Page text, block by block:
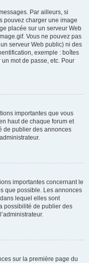
Par ailleurs, si
pouvez charger une image
placée sur un serveur Web
Vous ne pouvez pas
serveur Web public) ni des
exemple : boîtes
mot de passe, etc. Pour
importantes que vous
haut de chaque forum et
de publier des annonces
importantes concernant le
que possible. Les annonces
lequel elles sont
possibilité de publier des
sur la première page du